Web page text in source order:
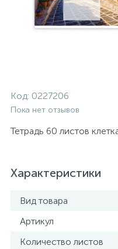
Код: 0227206
Пока нет отзывов
Тетрадь 60 листов
Характеристики
Вид товара
Артикул
Количество листов